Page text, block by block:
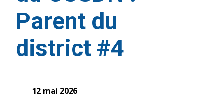
Parent du
district #4
12 mai 2026